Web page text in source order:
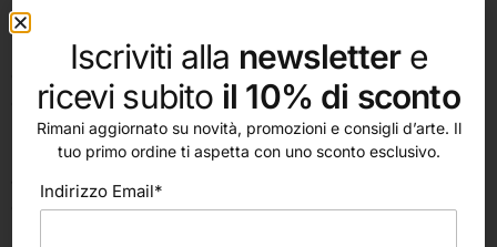
l’utilizzo di nessun collante. Sono possibili gradi di
pressatura diversa a seconda della lavorazione da
eseguire. Se ne consiglia inoltre sempre l’utilizzo nelle
dorature eseguite in ambiente esterno.
La foglia a decalco in oro zecchino è perfetta per
applicazioni su superfici lisce, piane o bombate quali opere
d’arte, cupole, architetture contemporanee, monumenti,
Iscriviti alla newslettere
ricevi subito il 10% di sconto
Rimani aggiornato su novità, promozioni e consigli d’arte. Il
tuo primo ordine ti aspetta con uno sconto esclusivo.
Indirizzo Email*